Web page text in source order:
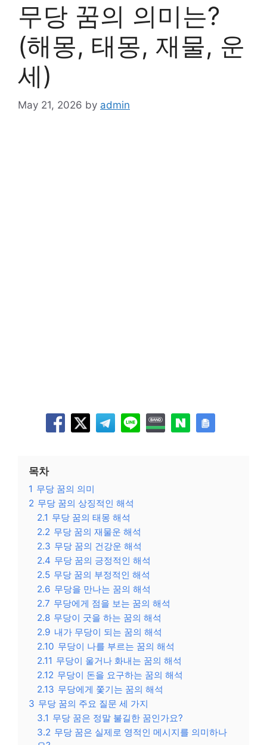
무당 꿈의 의미는?
(해몽, 태몽, 재물, 운
세)
May 21, 2026 by admin
목차
1 무당 꿈의 의미
2 무당 꿈의 상징적인 해석
2.1 무당 꿈의 태몽 해석
2.2 무당 꿈의 재물운 해석
2.3 무당 꿈의 건강운 해석
2.4 무당 꿈의 긍정적인 해석
2.5 무당 꿈의 부정적인 해석
2.6 무당을 만나는 꿈의 해석
2.7 무당에게 점을 보는 꿈의 해석
2.8 무당이 굿을 하는 꿈의 해석
2.9 내가 무당이 되는 꿈의 해석
2.10 무당이 나를 부르는 꿈의 해석
2.11 무당이 울거나 화내는 꿈의 해석
2.12 무당이 돈을 요구하는 꿈의 해석
2.13 무당에게 쫓기는 꿈의 해석
3 무당 꿈의 주요 질문 세 가지
3.1 무당 꿈은 정말 불길한 꿈인가요?
3.2 무당 꿈은 실제로 영적인 메시지를 의미하나